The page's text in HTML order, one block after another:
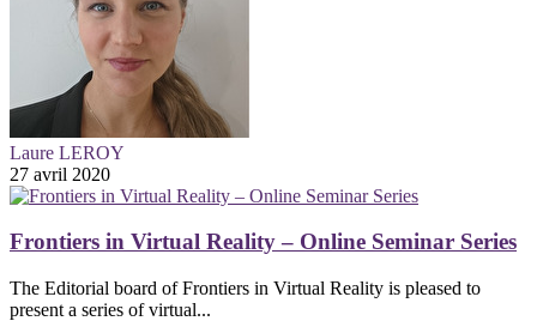
Laure LEROY
27 avril 2020
Frontiers in Virtual Reality – Online Seminar Series
The Editorial board of Frontiers in Virtual Reality is pleased to
present a series of virtual...